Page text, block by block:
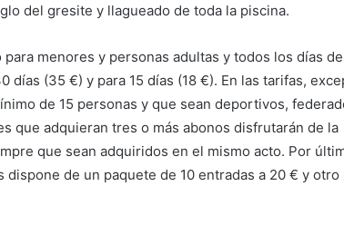
del gresite y llagueado de toda la piscina.
menores y personas adultas y todos los días
días (35 €) y para 15 días (18 €). En las tarifas,
de 15 personas y que sean deportivos,
que adquieran tres o más abonos disfrutarán de la
que sean adquiridos en el mismo acto. Por
de un paquete de 10 entradas a 20 € y otro